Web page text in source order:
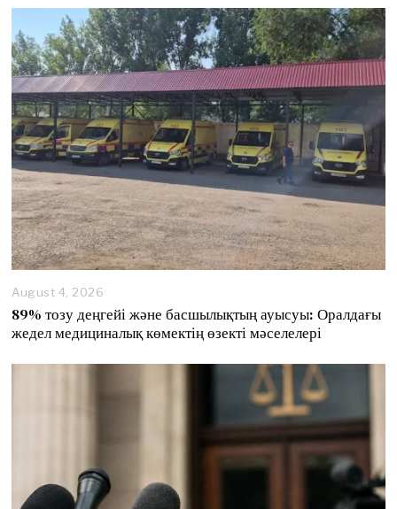
t
8
,
2
0
2
6
August 4, 2026
89% тозу деңгейі және басшылықтың ауысуы: Оралдағы
жедел медициналық көмектің өзекті мәселелері